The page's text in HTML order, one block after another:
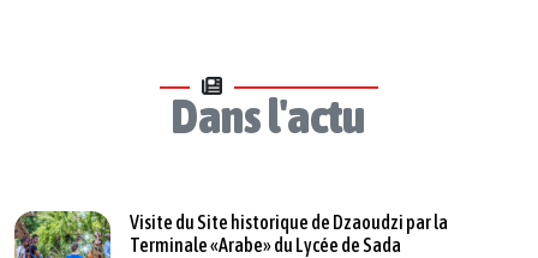
Dans l'actu
Visite du Site historique de Dzaoudzi par la
Terminale «Arabe» du Lycée de Sada